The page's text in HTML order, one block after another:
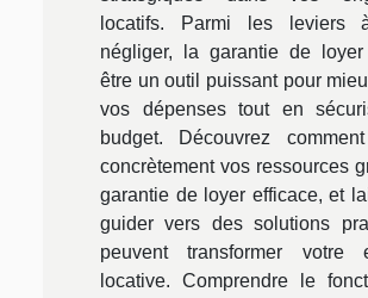
locatifs. Parmi les leviers
négliger, la garantie de
être un outil puissant pour
vos dépenses tout en
budget. Découvrez
concrètement vos ressources
garantie de loyer efficace, et
guider vers des solutions
peuvent transformer votre
locative. Comprendre le